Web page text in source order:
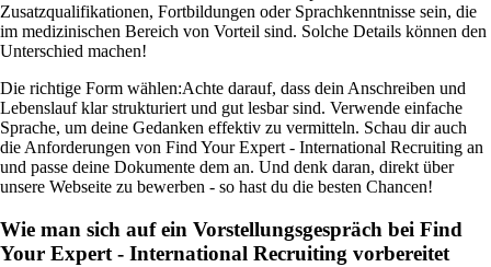
Zusatzqualifikationen, Fortbildungen oder Sprachkenntnisse sein, die
im medizinischen Bereich von Vorteil sind. Solche Details können den
Unterschied machen!
Die richtige Form wählen:Achte darauf, dass dein Anschreiben und
Lebenslauf klar strukturiert und gut lesbar sind. Verwende einfache
Sprache, um deine Gedanken effektiv zu vermitteln. Schau dir auch
die Anforderungen von Find Your Expert - International Recruiting an
und passe deine Dokumente dem an. Und denk daran, direkt über
unsere Webseite zu bewerben - so hast du die besten Chancen!
Wie man sich auf ein Vorstellungsgespräch bei Find
Your Expert - International Recruiting vorbereitet